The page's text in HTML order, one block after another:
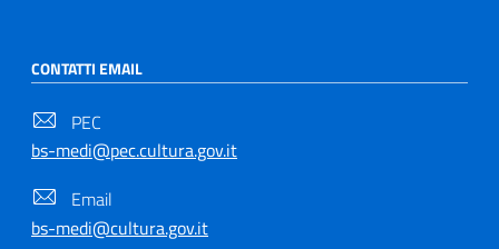
CONTATTI EMAIL
PEC
bs-medi@pec.cultura.gov.it
Email
bs-medi@cultura.gov.it